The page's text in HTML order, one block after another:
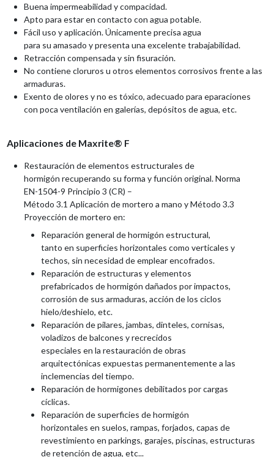
Buena impermeabilidad y compacidad.
Apto para estar en contacto con agua potable.
Fácil uso y aplicación. Únicamente precisa agua
para su amasado y presenta una excelentetrabajabilidad.
Retracción compensada y sin fisuración.
No contiene cloruros u otros elementos corrosivos frente a las
armaduras.
Exento de olores y no es tóxico, adecuado para eparaciones
con poca ventilación en galerías, depósitos de agua, etc.
Aplicaciones de Maxrite® F
Restauración de elementos estructurales de
hormigón recuperando su forma y función original. Norma
EN-1504-9 Principio 3 (CR) –
Método 3.1 Aplicación de mortero a mano y Método 3.3
Proyección de mortero en:
Reparación general de hormigón estructural,
tanto en superficies horizontales como verticales y
techos, sin necesidad de emplearencofrados.
Reparación de estructuras y elementos
prefabricados de hormigón dañados porimpactos,
corrosión de sus armaduras, acción de los ciclos
hielo/deshielo, etc.
Reparación de pilares, jambas, dinteles, cornisas,
voladizos de balcones y recrecidos
especiales en la restauración de obras
arquitectónicas expuestas permanentementea las
inclemencias del tiempo.
Reparación de hormigones debilitados porcargas
cíclicas.
Reparación de superficies de hormigón
horizontales en suelos, rampas, forjados, capas de
revestimiento en parkings, garajes, piscinas, estructuras
de retención de agua, etc...